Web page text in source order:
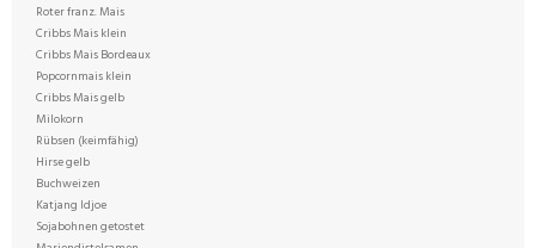
Roter franz. Mais
Cribbs Mais klein
Cribbs Mais Bordeaux
Popcornmais klein
Cribbs Mais gelb
Milokorn
Rübsen (keimfähig)
Hirse gelb
Buchweizen
Katjang Idjoe
Sojabohnen getostet